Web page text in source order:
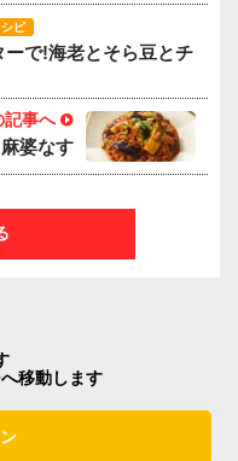
シピ
で!海老とそら豆とチ
記事へ
婆なす
移動します